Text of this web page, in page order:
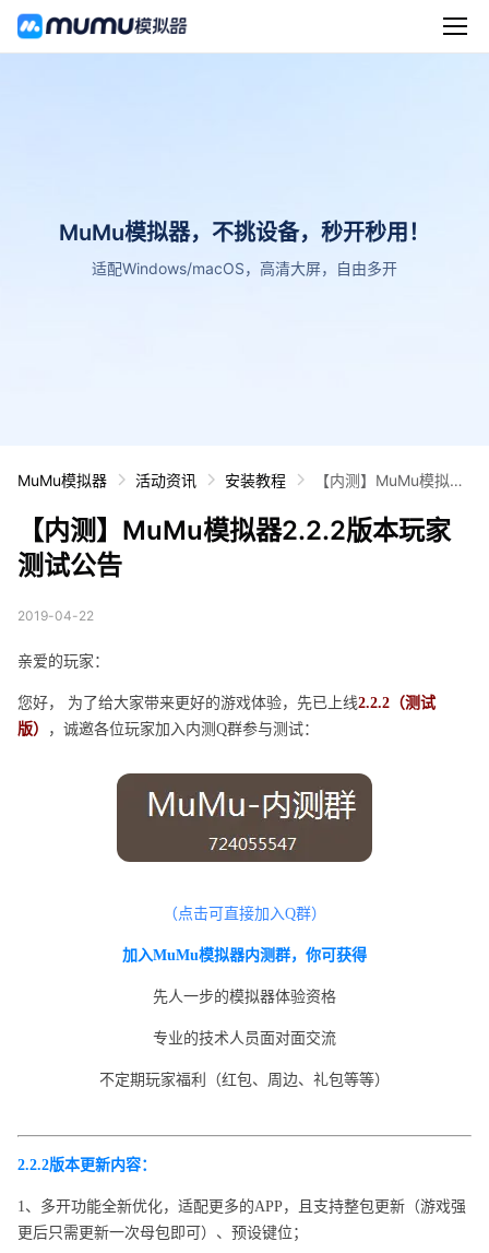
MuMu模拟器，不挑设备，秒开秒用！
适配Windows/macOS，高清大屏，自由多开
MuMu模拟器 活动资讯 安装教程
【内测】MuMu模拟器
【内测】MuMu模拟器2.2.2版本玩家
测试公告
2019-04-22
亲爱的玩家：
您好， 为了给大家带来更好的游戏体验，先已上线2.2.2（测试
版）
，诚邀各位玩家加入内测Q群参与测试：
（点击可直接加入Q群）
加入MuMu模拟器内测群，你可获得
先人一步的模拟器体验资格
专业的技术人员面对面交流
不定期玩家福利（红包、周边、礼包等等）
2.2.2版本更新内容：
1、多开功能全新优化，适配更多的APP，且支持整包更新（游戏强
更后只需更新一次母包即可）、预设键位；